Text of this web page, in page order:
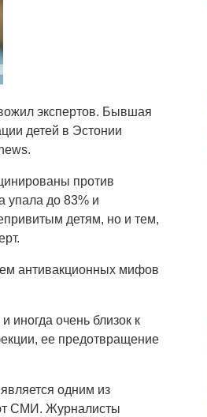
экспертов. Бывшая
детей в Эстонии
против
упала до 83% и
детям, но и тем,
антивакционных мифов
иногда очень близок к
ее предотвращение
одним из
СМИ. Журналисты